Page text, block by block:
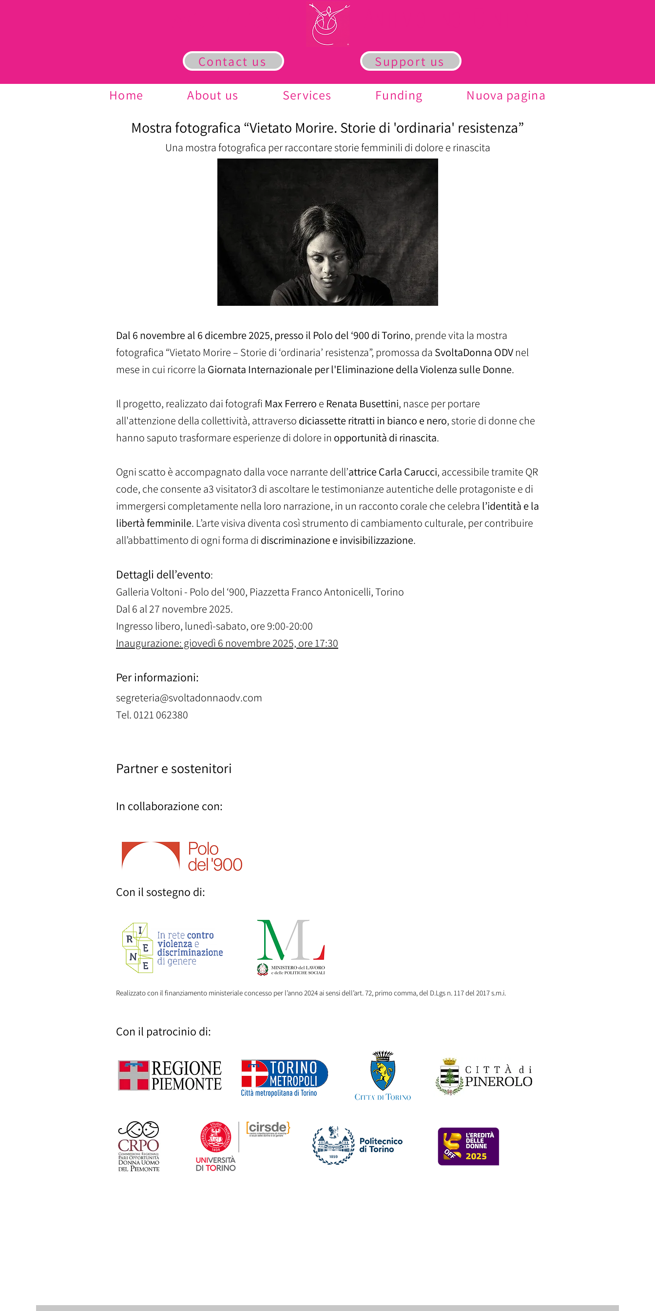
Contact us Support us
Home About us Services Funding Nuova pagina
Mostra fotografica “Vietato Morire. Storie di 'ordinaria' resistenza”
Una mostra fotografica per raccontare storie femminili di dolore e rinascita
Dal 6 novembre al 6 dicembre 2025, presso il Polo del ‘900 di Torino, prende vita la mostra
fotografica “Vietato Morire – Storie di ‘ordinaria’ resistenza”, promossa da SvoltaDonna ODV nel
mese in cui ricorre la Giornata Internazionale per l'Eliminazione della Violenza sulle Donne.
Il progetto, realizzato dai fotografi Max Ferrero e Renata Busettini, nasce per portare
all'attenzione della collettività, attraverso diciassette ritratti in bianco e nero, storie di donne che
hanno saputo trasformare esperienze di dolore in opportunità di rinascita.
Ogni scatto è accompagnato dalla voce narrante dell’attrice Carla Carucci, accessibile tramite QR
code, che consente a3 visitator3 di ascoltare le testimonianze autentiche delle protagoniste e di
immergersi completamente nella loro narrazione, in un racconto corale che celebra l’identità e la
libertà femminile. L’arte visiva diventa così strumento di cambiamento culturale, per contribuire
all’abbattimento di ogni forma di discriminazione e invisibilizzazione.
Dettagli dell’evento:
Galleria Voltoni - Polo del ‘900, Piazzetta Franco Antonicelli, Torino
Dal 6 al 27 novembre 2025.
Ingresso libero, lunedì-sabato, ore 9:00-20:00
Inaugurazione: giovedì 6 novembre 2025, ore 17:30
Per informazioni:
segreteria@svoltadonnaodv.com
Tel. 0121 062380
Partner e sostenitori
In collaborazione con:
Con il sostegno di:
​Realizzato con il finanziamento ministeriale concesso per l’anno 2024 ai sensi dell’art. 72, primo comma, del D.Lgs n. 117 del 2017 s.m.i. ​
Con il patrocinio di: